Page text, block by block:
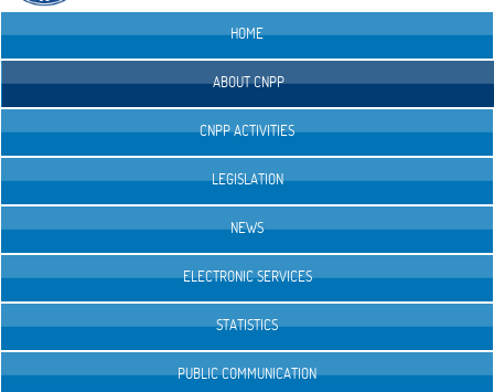
HOME
ABOUT CNPP
CNPP ACTIVITIES
LEGISLATION
NEWS
ELECTRONIC SERVICES
STATISTICS
PUBLIC COMMUNICATION